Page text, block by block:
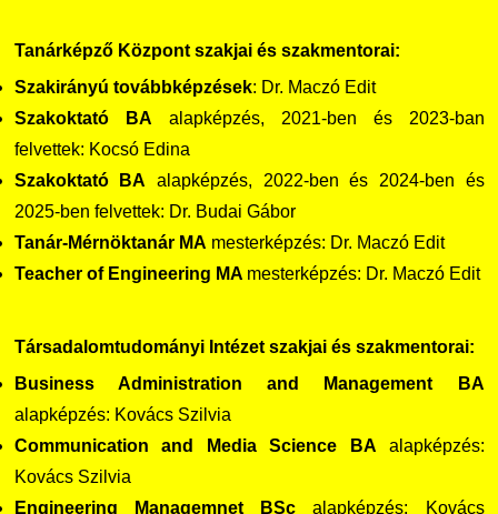
Tanárképző Központ szakjai és szakmentorai:
Szakirányú továbbképzések: Dr. Maczó Edit
Szakoktató BA alapképzés, 2021-ben és 2023-ban
felvettek: Kocsó Edina
Szakoktató BA alapképzés, 2022-ben és 2024-ben és
2025-ben felvettek: Dr. Budai Gábor
Tanár-Mérnöktanár MA mesterképzés: Dr. Maczó Edit
Teacher of Engineering MA mesterképzés: Dr. Maczó Edit
Társadalomtudományi Intézet szakjai és szakmentorai:
Business Administration and Management BA
alapképzés: Kovács Szilvia
Communication and Media Science BA alapképzés:
Kovács Szilvia
Engineering Managemnet BScalapképzés: Kovács